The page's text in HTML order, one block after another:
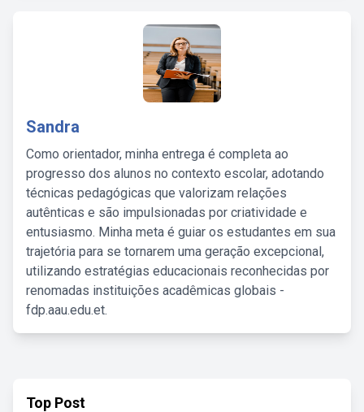
Sandra
Como orientador, minha entrega é completa ao
progresso dos alunos no contexto escolar, adotando
técnicas pedagógicas que valorizam relações
autênticas e são impulsionadas por criatividade e
entusiasmo. Minha meta é guiar os estudantes em sua
trajetória para se tornarem uma geração excepcional,
utilizando estratégias educacionais reconhecidas por
renomadas instituições acadêmicas globais -
fdp.aau.edu.et.
Top Post